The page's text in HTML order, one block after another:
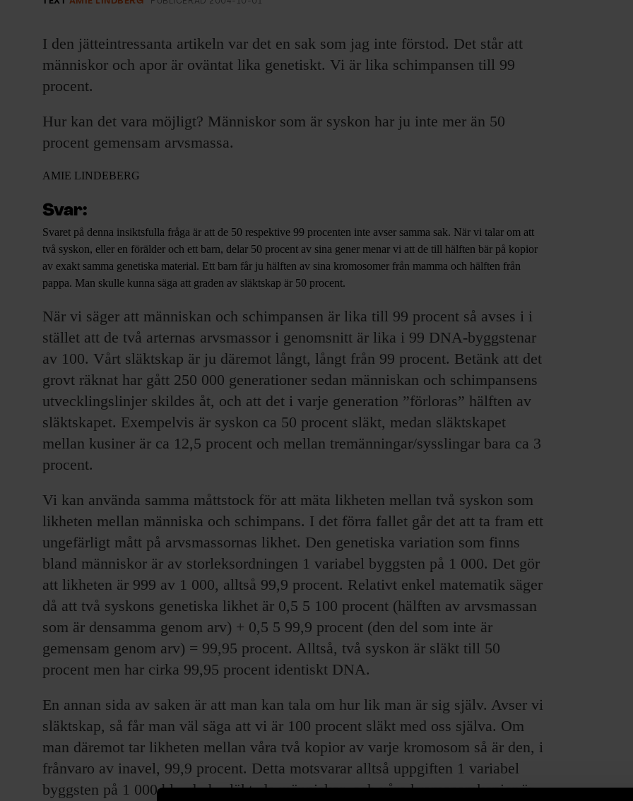
I den jätteintressanta artikeln var det en sak som jag inte förstod. Det står att
människor och apor är oväntat lika genetiskt. Vi är lika schimpansen till 99
procent.
Hur kan det vara möjligt? Människor som är syskon har ju inte mer än 50
procent gemensam arvsmassa.
AMIE LINDEBERG
Svar:
Svaret på denna insiktsfulla fråga är att de 50 respektive 99 procenten inte avser samma sak. När vi talar om att
två syskon, eller en förälder och ett barn, delar 50 procent av sina gener menar vi att de till hälften bär på kopior
av exakt samma genetiska material. Ett barn får ju hälften av sina kromosomer från mamma och hälften från
pappa. Man skulle kunna säga att graden av släktskap är 50 procent.
När vi säger att människan och schimpansen är lika till 99 procent så avses i i
stället att de två arternas arvsmassor i genomsnitt är lika i 99 DNA-byggstenar
av 100. Vårt släktskap är ju däremot långt, långt från 99 procent. Betänk att det
grovt räknat har gått 250 000 generationer sedan människan och schimpansens
utvecklingslinjer skildes åt, och att det i varje generation ”förloras” hälften av
släktskapet. Exempelvis är syskon ca 50 procent släkt, medan släktskapet
mellan kusiner är ca 12,5 procent och mellan tremänningar/sysslingar bara ca 3
procent.
Vi kan använda samma måttstock för att mäta likheten mellan två syskon som
likheten mellan människa och schimpans. I det förra fallet går det att ta fram ett
ungefärligt mått på arvsmassornas likhet. Den genetiska variation som finns
bland människor är av storleksordningen 1 variabel byggsten på 1 000. Det gör
att likheten är 999 av 1 000, alltså 99,9 procent. Relativt enkel matematik säger
då att två syskons genetiska likhet är 0,5 5 100 procent (hälften av arvsmassan
som är densamma genom arv) + 0,5 5 99,9 procent (den del som inte är
gemensam genom arv) = 99,95 procent. Alltså, två syskon är släkt till 50
procent men har cirka 99,95 procent identiskt DNA.
En annan sida av saken är att man kan tala om hur lik man är sig själv. Avser vi
släktskap, så får man väl säga att vi är 100 procent släkt med oss själva. Om
man däremot tar likheten mellan våra två kopior av varje kromosom så är den, i
frånvaro av inavel, 99,9 procent. Detta motsvarar alltså uppgiften 1 variabel
byggsten på 1 000 bland obesläktade människor, och våra kromosomkopior är